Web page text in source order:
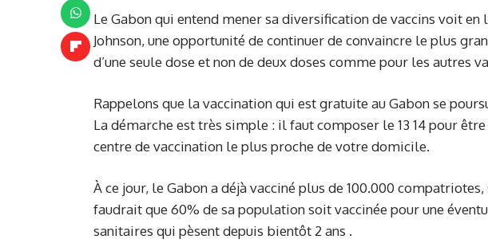
Le Gabon qui entend mener sa diversification de vaccins voit en
Johnson, une opportunité de continuer de convaincre le plus
d’une seule dose et non de deux doses comme pour les autres
Rappelons que la vaccination qui est gratuite au Gabon se
La démarche est très simple : il faut composer le 13 14 pour
centre de vaccination le plus proche de votre domicile.
À ce jour, le Gabon a déjà vacciné plus de 100.000
faudrait que 60% de sa population soit vaccinée pour une
sanitaires qui pèsent depuis bientôt 2 ans .